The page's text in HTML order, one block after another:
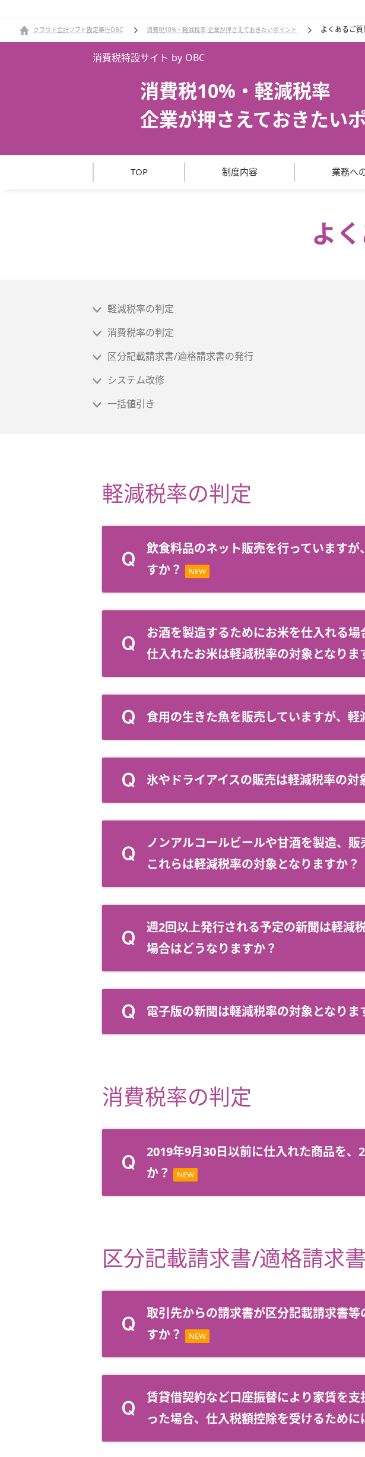
クラウド会計ソフト勘定奉行OBC 消費税10%・軽減税率 企業が押さえておきたいポイント よくあるご質
消費税特設サイト by OBC
消費税10%・軽減税率
企業が押さえておきたい
TOP 制度内容 業務へ
よ
軽減税率の判定
消費税率の判定
区分記載請求書/適格請求書の発行
システム改修
一括値引き
軽減税率の判定
飲食料品のネット販売を行っています
すか？
NEW
お酒を製造するためにお米を仕入れる場
仕入れたお米は軽減税率の対象となりま
食用の生きた魚を販売していますが、軽
氷やドライアイスの販売は軽減税率の対
ノンアルコールビールや甘酒を製造、販
これらは軽減税率の対象となりますか？
週2回以上発行される予定の新聞は軽減
場合はどうなりますか？
電子版の新聞は軽減税率の対象となりま
消費税率の判定
2019年9月30日以前に仕入れた商品を
か？
NEW
区分記載請求書/適格請求
取引先からの請求書が区分記載請求書
すか？
NEW
賃貸借契約など口座振替により家賃を
った場合、仕入税額控除を受けるために